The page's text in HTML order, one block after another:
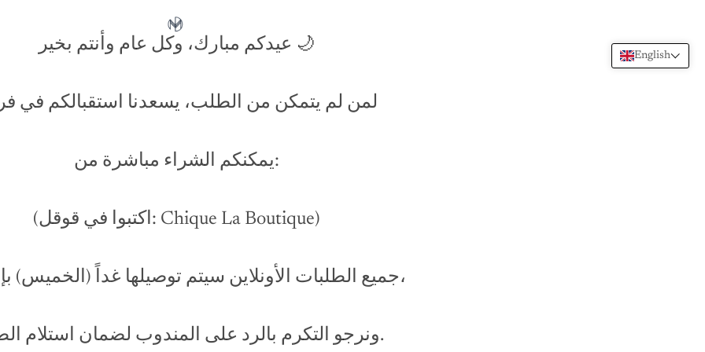
عيدكم مبارك، وكل عام وأنتم بخير 🌙
لمن لم يتمكن من الطلب، يسعدنا استقبالكم في
يمكنكم الشراء مباشرة من:
(اكتبوا في قوقل: Chique La Boutique)
جميع الطلبات الأونلاين سيتم توصيلها غداً (الخميس) بإذن الله،
ونرجو التكرم بالرد على المندوب لضمان استلام الطلب.
English